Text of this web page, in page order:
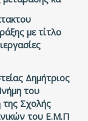
με τίτλο
Δημήτριος
του
της Σχολής
του Ε.Μ.Π